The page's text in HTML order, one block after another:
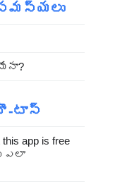
టాస్
app is free
ఎలా